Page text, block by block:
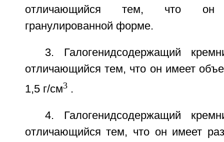
отличающийся тем, что он
гранулированной форме.
3. Галогенидсодержащий
отличающийся тем, что он имеет
1,5 г/см3.
4. Галогенидсодержащий
отличающийся тем, что он имеет